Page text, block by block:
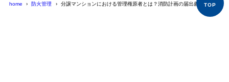
home 防火管理 分譲マンションにおける管理権原者とは？消防計画の届出義務と責任の